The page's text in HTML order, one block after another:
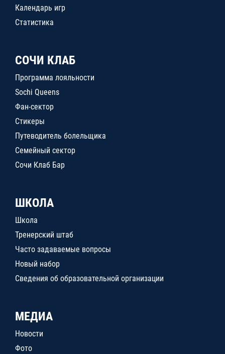
Календарь игр
Статистика
СОЧИ КЛАБ
Программа лояльности
Sochi Queens
Фан-сектор
Стикеры
Путеводитель болельщика
Семейный сектор
Сочи Клаб Бар
ШКОЛА
Школа
Тренерский штаб
Часто задаваемые вопросы
Новый набор
Сведения об образовательной организации
МЕДИА
Новости
Фото